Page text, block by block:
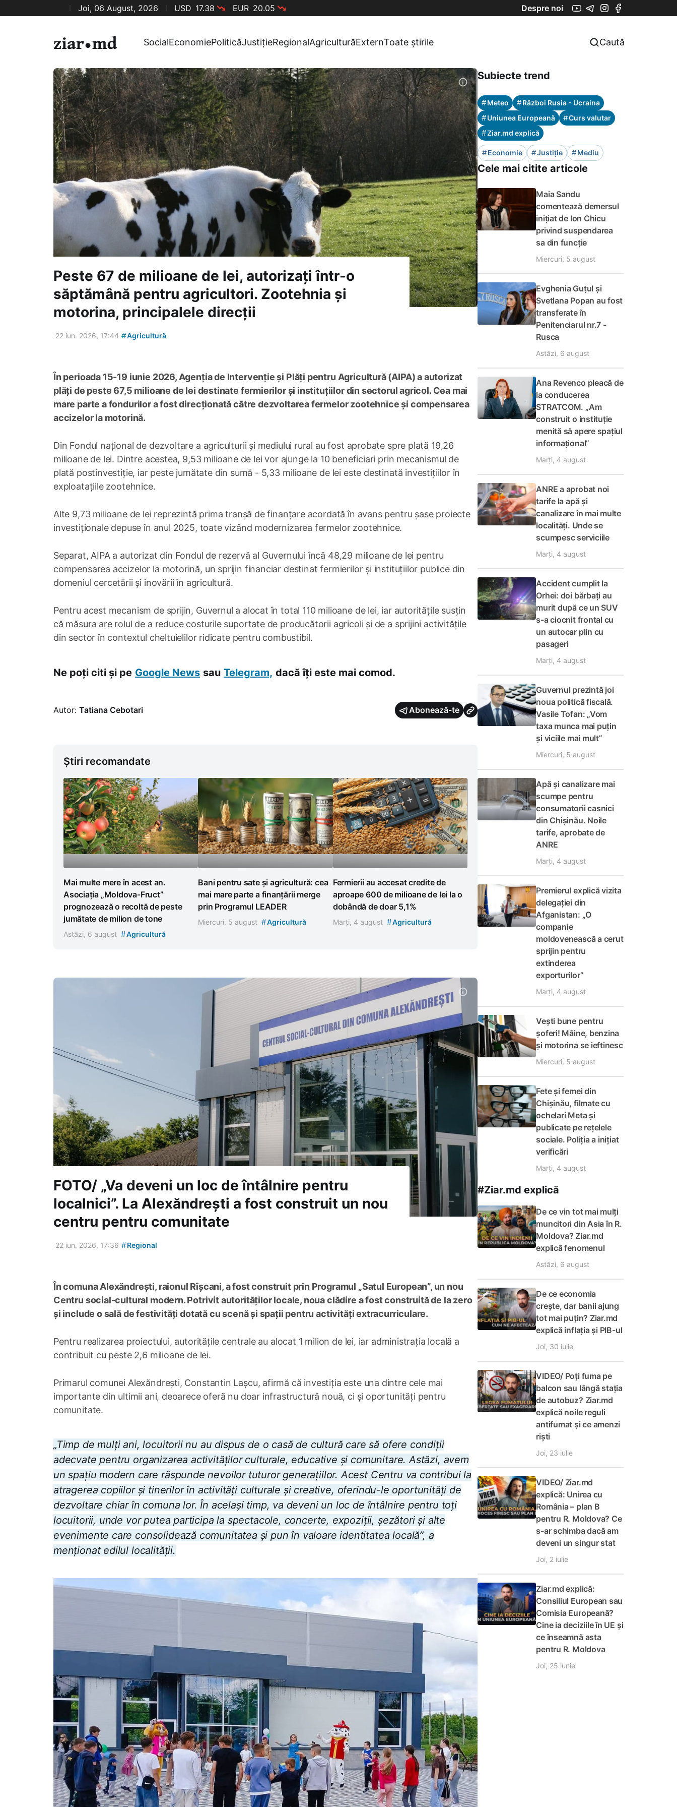
Joi, 06 August, 2026 USD 17.38 EUR 20.05 Despre noi
SocialEconomiePoliticăJustițieRegionalAgriculturăExternToate știrile Caută
Peste 67 de milioane de lei, autorizați într-o
săptămână pentru agricultori. Zootehnia și
motorina, principalele direcții
22 iun. 2026, 17:44 #Agricultură
În perioada 15-19 iunie 2026, Agenția de Intervenție și Plăți pentru Agricultură (AIPA) a autorizat
plăți de peste 67,5 milioane de lei destinate fermierilor și instituțiilor din sectorul agricol. Cea mai
mare parte a fondurilor a fost direcționată către dezvoltarea fermelor zootehnice și compensarea
accizelor la motorină.
Din Fondul național de dezvoltare a agriculturii și mediului rural au fost aprobate spre plată 19,26
milioane de lei. Dintre acestea, 9,53 milioane de lei vor ajunge la 10 beneficiari prin mecanismul de
plată postinvestiție, iar peste jumătate din sumă - 5,33 milioane de lei este destinată investițiilor în
exploatațiile zootehnice.
Alte 9,73 milioane de lei reprezintă prima tranșă de finanțare acordată în avans pentru șase proiecte
investiționale depuse în anul 2025, toate vizând modernizarea fermelor zootehnice.
Separat, AIPA a autorizat din Fondul de rezervă al Guvernului încă 48,29 milioane de lei pentru
compensarea accizelor la motorină, un sprijin financiar destinat fermierilor și instituțiilor publice din
domeniul cercetării și inovării în agricultură.
Pentru acest mecanism de sprijin, Guvernul a alocat în total 110 milioane de lei, iar autoritățile susțin
că măsura are rolul de a reduce costurile suportate de producătorii agricoli și de a sprijini activitățile
din sector în contextul cheltuielilor ridicate pentru combustibil.
Ne poți citi și pe Google News sau Telegram, dacă îți este mai comod.
Autor: Tatiana Cebotari Abonează-te
Știri recomandate
Mai multe mere în acest an.
Asociația „Moldova-Fruct”
prognozează o recoltă de peste
jumătate de milion de tone
Astăzi, 6 august #Agricultură
Bani pentru sate și agricultură: cea
mai mare parte a finanțării merge
prin Programul LEADER
Miercuri, 5 august #Agricultură
Fermierii au accesat credite de
aproape 600 de milioane de lei la o
dobândă de doar 5,1%
Marți, 4 august #Agricultură
FOTO/ „Va deveni un loc de întâlnire pentru
localnici”. La Alexăndrești a fost construit un nou
centru pentru comunitate
22 iun. 2026, 17:36 #Regional
În comuna Alexăndrești, raionul Rîșcani, a fost construit prin Programul „Satul European”, un nou
Centru social-cultural modern. Potrivit autorităților locale, noua clădire a fost construită de la zero
și include o sală de festivități dotată cu scenă și spații pentru activități extracurriculare.
Pentru realizarea proiectului, autoritățile centrale au alocat 1 milion de lei, iar administrația locală a
contribuit cu peste 2,6 milioane de lei.
Primarul comunei Alexăndrești, Constantin Lașcu, afirmă că investiția este una dintre cele mai
importante din ultimii ani, deoarece oferă nu doar infrastructură nouă, ci și oportunități pentru
comunitate.
„Timp de mulți ani, locuitorii nu au dispus de o casă de cultură care să ofere condiții
adecvate pentru organizarea activităților culturale, educative și comunitare. Astăzi, avem
un spațiu modern care răspunde nevoilor tuturor generațiilor. Acest Centru va contribui la
atragerea copiilor și tinerilor în activități culturale și creative, oferindu-le oportunități de
dezvoltare chiar în comuna lor. În același timp, va deveni un loc de întâlnire pentru toți
locuitorii, unde vor putea participa la spectacole, concerte, expoziții, șezători și alte
evenimente care consolidează comunitatea și pun în valoare identitatea locală”, a
menționat edilul localității.
Subiecte trend
#Meteo #Război Rusia - Ucraina
#Uniunea Europeană #Curs valutar
#Ziar.md explică
#Economie #Justiție #Mediu
Cele mai citite articole
Maia Sandu
comentează demersul
inițiat de Ion Chicu
privind suspendarea
sa din funcție
Miercuri, 5 august
Evghenia Guțul și
Svetlana Popan au fost
transferate în
Penitenciarul nr.7 -
Rusca
Astăzi, 6 august
Ana Revenco pleacă de
la conducerea
STRATCOM. „Am
construit o instituție
menită să apere spațiul
informațional”
Marți, 4 august
ANRE a aprobat noi
tarife la apă și
canalizare în mai multe
localități. Unde se
scumpesc serviciile
Marți, 4 august
Accident cumplit la
Orhei: doi bărbați au
murit după ce un SUV
s-a ciocnit frontal cu
un autocar plin cu
pasageri
Marți, 4 august
Guvernul prezintă joi
noua politică fiscală.
Vasile Tofan: „Vom
taxa munca mai puțin
și viciile mai mult”
Miercuri, 5 august
Apă și canalizare mai
scumpe pentru
consumatorii casnici
din Chișinău. Noile
tarife, aprobate de
ANRE
Marți, 4 august
Premierul explică vizita
delegației din
Afganistan: „O
companie
moldovenească a cerut
sprijin pentru
extinderea
exporturilor”
Marți, 4 august
Vești bune pentru
șoferi! Mâine, benzina
și motorina se ieftinesc
Miercuri, 5 august
Fete și femei din
Chișinău, filmate cu
ochelari Meta și
publicate pe rețelele
sociale. Poliția a inițiat
verificări
Marți, 4 august
#Ziar.md explică
De ce vin tot mai mulți
muncitori din Asia în R.
Moldova? Ziar.md
explică fenomenul
Astăzi, 6 august
De ce economia
crește, dar banii ajung
tot mai puțin? Ziar.md
explică inflația și PIB-ul
Joi, 30 iulie
VIDEO/ Poți fuma pe
balcon sau lângă stația
de autobuz? Ziar.md
explică noile reguli
antifumat și ce amenzi
riști
Joi, 23 iulie
VIDEO/ Ziar.md
explică: Unirea cu
România – plan B
pentru R. Moldova? Ce
s-ar schimba dacă am
deveni un singur stat
Joi, 2 iulie
Ziar.md explică:
Consiliul European sau
Comisia Europeană?
Cine ia deciziile în UE și
ce înseamnă asta
pentru R. Moldova
Joi, 25 iunie